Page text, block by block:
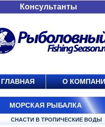
Консультанты
ГЛАВНАЯ О
МОРСКАЯ РЫБАЛКА
СНАСТИ В ТРОПИЧЕСКИЕ ВОДЫ